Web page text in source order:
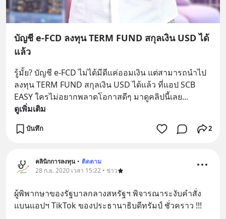
บัญชี e-FCD ลงทุน TERM FUND สกุลเงิน USD ได้
แล้ว
รู้มั้ย? บัญชี e-FCD ไม่ได้มีดีแค่ออมเงิน แต่สามารถนำไป
ลงทุน TERM FUND สกุลเงิน USD ได้แล้ว ที่แอป SCB
EASY ใครไม่อยากพลาดโอกาสดีๆ มาดูคลิปนี้เลย...
ดูเพิ่มเติม
บันทึก 2
คลินิกการลงทุน • ติดตาม
28 ก.ย. 2020 เวลา 15:22 • ข่าว
ผู้พิพากษาของรัฐบาลกลางสหรัฐฯ พิจารณาระงับคำสั่ง
แบนแอปฯ TikTok ของประธานาธิบดีทรัมป์ ชั่วคราว !!!